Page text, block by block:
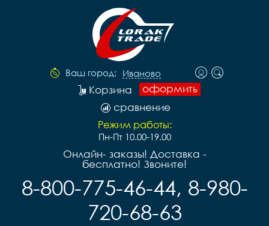
Ваш город: Иваново
оформить
Корзина
сравнение
Режим работы:
Пн-Пт 10.00-19.00
Онлайн- заказы! Доставка -
бесплатно! Звоните!
8-800-775-46-44, 8-980-
720-68-63